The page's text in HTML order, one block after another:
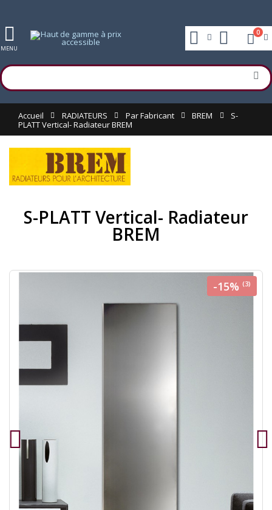
MENU
0
Accueil RADIATEURS Par Fabricant BREM
S-
PLATT Vertical- Radiateur BREM
S-PLATT Vertical- Radiateur
BREM
-15% (3)